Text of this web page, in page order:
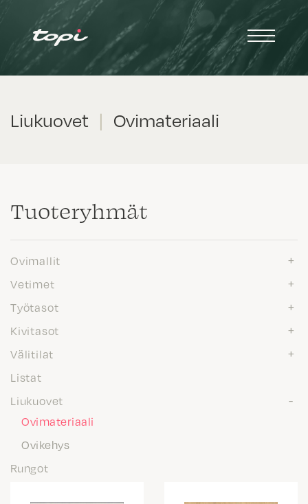
Liukuovet | Ovimateriaali
Tuote­ryhmät
Ovimallit
Vetimet
Työtasot
Kivitasot
Välitilat
Listat
Liukuovet
Ovimateriaali
Ovikehys
Rungot